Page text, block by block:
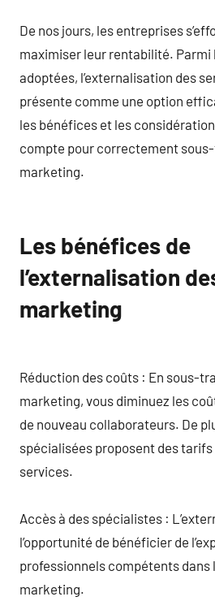
De nos jours, les entreprises
maximiser leur rentabilité.
adoptées, l’externalisation des
présente comme une option
les bénéfices et les
compte pour correctement
marketing.
Les bénéfices de
l’externalisation
marketing
Réduction des coûts : En sous-
marketing, vous diminuez les
de nouveau collaborateurs. De
spécialisées proposent des
services.
Accès à des spécialistes :
l’opportunité de bénéficier de
professionnels compétents dans
marketing.